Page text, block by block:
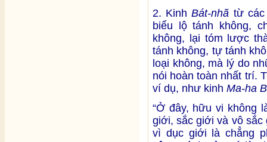
2. KinhBát-nhã từ các
biểu lộ tánh không,
không, lại tóm lược
tánh không, tự tánh
loại không, mà lý do
nói hoàn toàn nhất trí.
ví dụ, như kinh Ma-ha
“Ở đây, hữu vi không
giới, sắc giới và vô
vì dục giới là chẳng